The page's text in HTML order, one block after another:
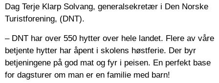
Dag Terje Klarp Solvang, generalsekretær i Den Norske
Turistforening, (DNT).
– DNT har over 550 hytter over hele landet. Flere av våre
betjente hytter har åpent i skolens høstferie. Der byr
betjeningene på god mat og fyr i peisen. En perfekt base
for dagsturer om man er en familie med barn!